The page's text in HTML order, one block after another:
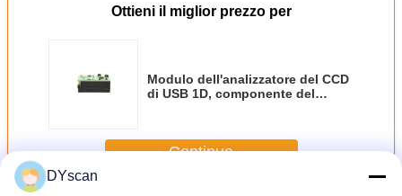
Ottieni il miglior prezzo per
Modulo dell'analizzatore del CCD
di USB 1D, componente del
volte
Continua
DYscan